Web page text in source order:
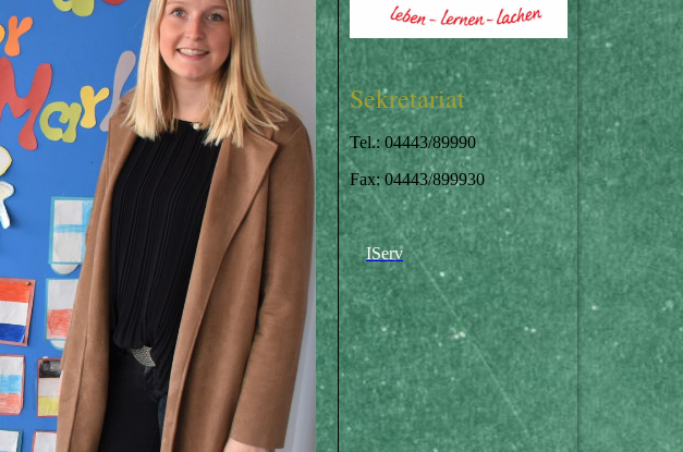
Sekretariat
Tel.: 04443/89990
Fax: 04443/899930
IServ